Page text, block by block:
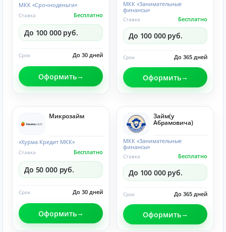
МКК «Срочноденьги»
Бесплатно
Ставка
До 100 000 руб.
До 30 дней
Срок
Оформить
МКК «Занимательные
финансы»
Бесплатно
Ставка
До 100 000 руб.
До 365 дней
Срок
Оформить
Микрозайм
«Хурма Кредит МКК»
Бесплатно
Ставка
До 50 000 руб.
До 30 дней
Срок
Оформить
Займ(у
Абрамовича)
МКК «Занимательные
финансы»
Бесплатно
Ставка
До 100 000 руб.
До 365 дней
Срок
Оформить